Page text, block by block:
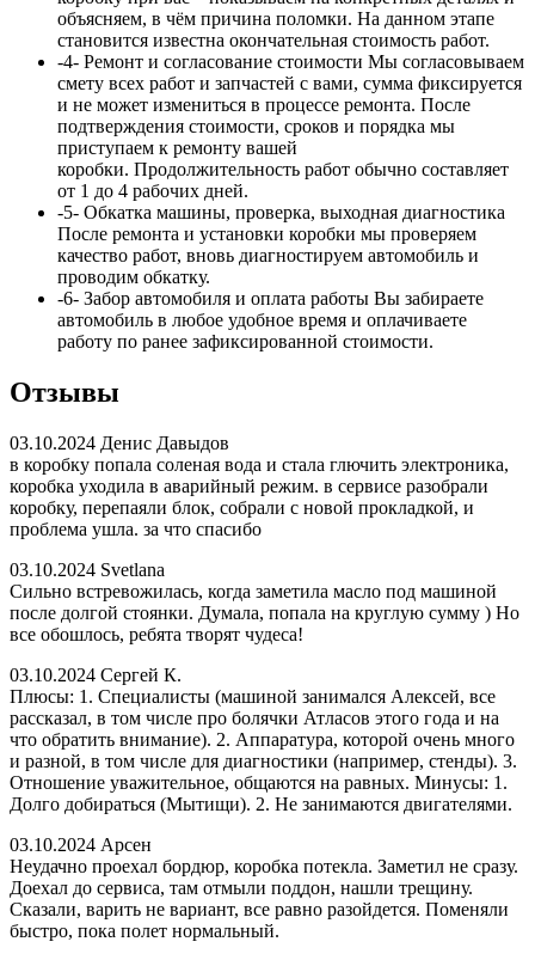
объясняем, в чём причина поломки. На данном этапе
становится известна окончательная стоимость работ.
-4- Ремонт и согласование стоимости Мы согласовываем
смету всех работ и запчастей с вами, сумма фиксируется
и не может измениться в процессе ремонта. После
подтверждения стоимости, сроков и порядка мы
приступаем к ремонту вашей
коробки. Продолжительность работ обычно составляет
от 1 до 4 рабочих дней.
-5- Обкатка машины, проверка, выходная диагностика
После ремонта и установки коробки мы проверяем
качество работ, вновь диагностируем автомобиль и
проводим обкатку.
-6- Забор автомобиля и оплата работы Вы забираете
автомобиль в любое удобное время и оплачиваете
работу по ранее зафиксированной стоимости.
Отзывы
03.10.2024 Денис Давыдов
в коробку попала соленая вода и стала глючить электроника,
коробка уходила в аварийный режим. в сервисе разобрали
коробку, перепаяли блок, собрали с новой прокладкой, и
проблема ушла. за что спасибо
03.10.2024 Svetlana
Сильно встревожилась, когда заметила масло под машиной
после долгой стоянки. Думала, попала на круглую сумму ) Но
все обошлось, ребята творят чудеса!
03.10.2024 Сергей К.
Плюсы: 1. Специалисты (машиной занимался Алексей, все
рассказал, в том числе про болячки Атласов этого года и на
что обратить внимание). 2. Аппаратура, которой очень много
и разной, в том числе для диагностики (например, стенды). 3.
Отношение уважительное, общаются на равных. Минусы: 1.
Долго добираться (Мытищи). 2. Не занимаются двигателями.
03.10.2024 Арсен
Неудачно проехал бордюр, коробка потекла. Заметил не сразу.
Доехал до сервиса, там отмыли поддон, нашли трещину.
Сказали, варить не вариант, все равно разойдется. Поменяли
быстро, пока полет нормальный.